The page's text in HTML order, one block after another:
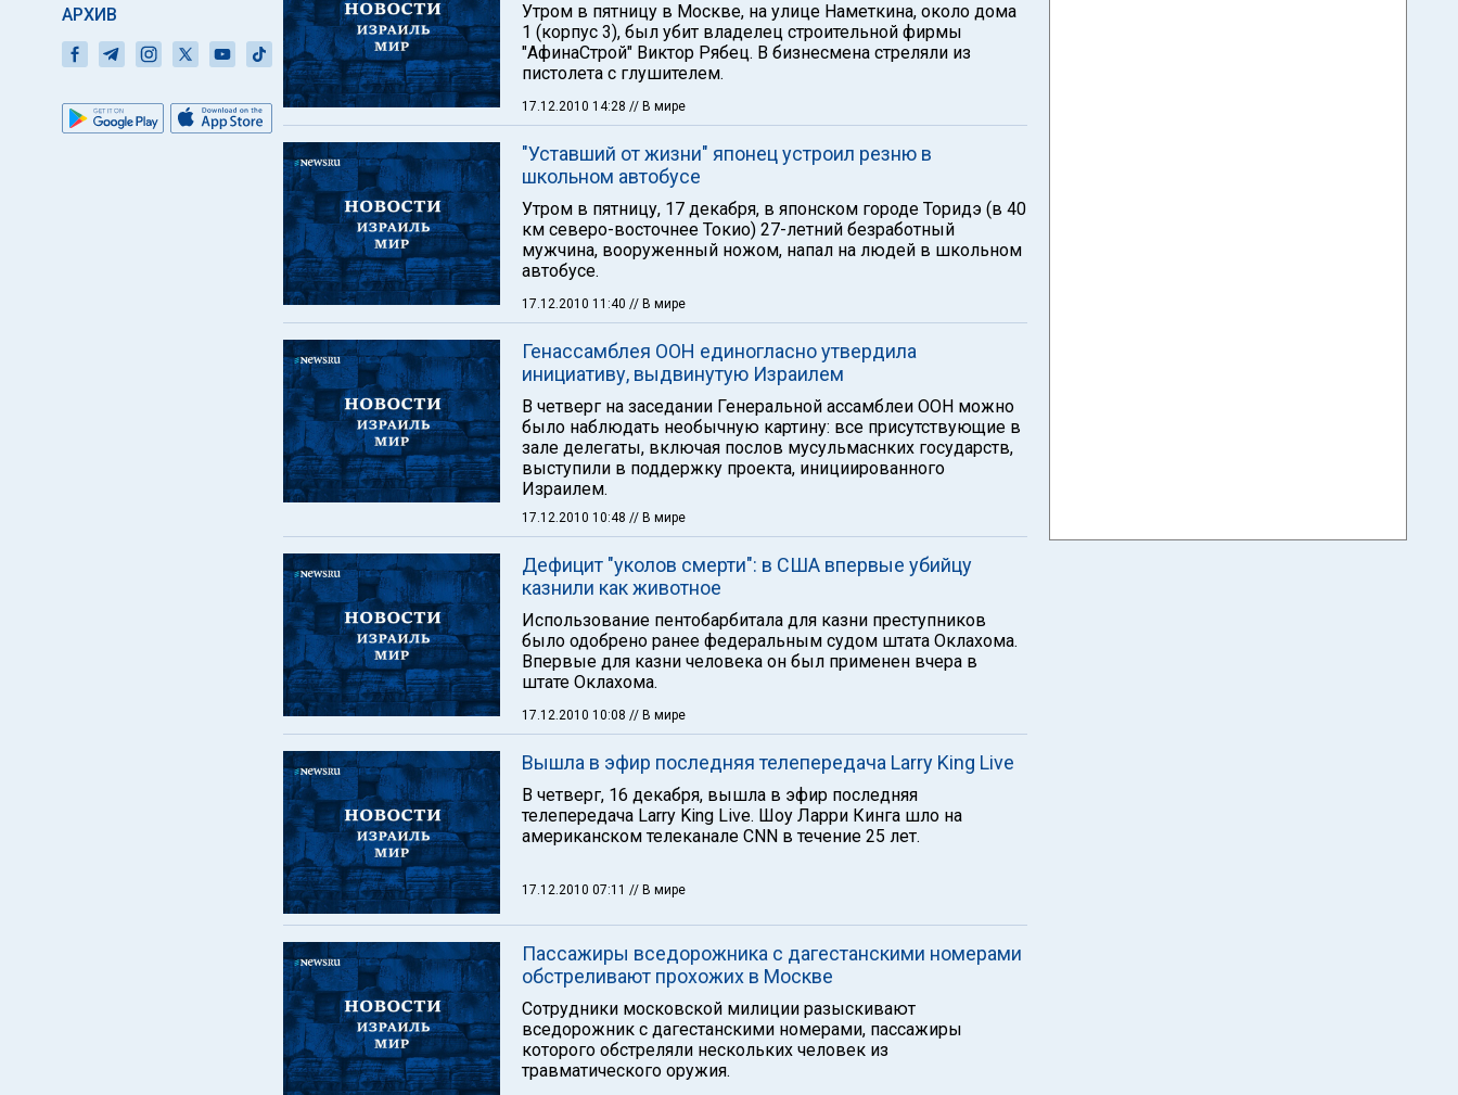
АРХИВ
Утром в пятницу в Москве, на улице Наметкина, около дома
1 (корпус 3), был убит владелец строительной фирмы
"АфинаСтрой" Виктор Рябец. В бизнесмена стреляли из
пистолета с глушителем.
17.12.2010 14:28 // В мире
"Уставший от жизни" японец устроил резню в
школьном автобусе
Утром в пятницу, 17 декабря, в японском городе Торидэ (в 40
км северо-восточнее Токио) 27-летний безработный
мужчина, вооруженный ножом, напал на людей в школьном
автобусе.
17.12.2010 11:40 // В мире
Генассамблея ООН единогласно утвердила
инициативу, выдвинутую Израилем
В четверг на заседании Генеральной ассамблеи ООН можно
было наблюдать необычную картину: все присутствующие в
зале делегаты, включая послов мусульмаснких государств,
выступили в поддержку проекта, инициированного
Израилем.
17.12.2010 10:48 // В мире
Дефицит "уколов смерти": в США впервые убийцу
казнили как животное
Использование пентобарбитала для казни преступников
было одобрено ранее федеральным судом штата Оклахома.
Впервые для казни человека он был применен вчера в
штате Оклахома.
17.12.2010 10:08 // В мире
Вышла в эфир последняя телепередача Larry King Live
В четверг, 16 декабря, вышла в эфир последняя
телепередача Larry King Live. Шоу Ларри Кинга шло на
американском телеканале CNN в течение 25 лет.
17.12.2010 07:11 // В мире
Пассажиры вседорожника с дагестанскими номерами
обстреливают прохожих в Москве
Сотрудники московской милиции разыскивают
вседорожник с дагестанскими номерами, пассажиры
которого обстреляли нескольких человек из
травматического оружия.